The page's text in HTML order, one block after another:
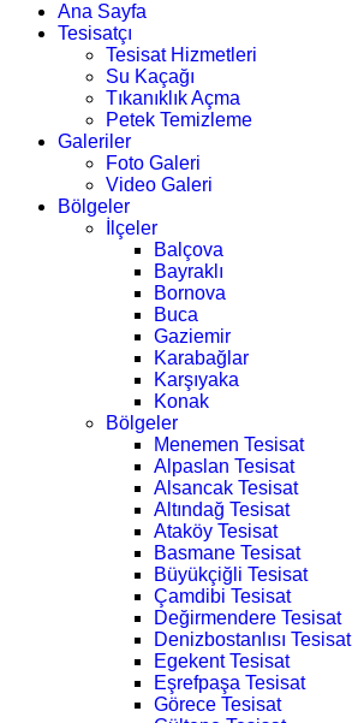
Ana Sayfa
Tesisatçı
Tesisat Hizmetleri
Su Kaçağı
Tıkanıklık Açma
Petek Temizleme
Galeriler
Foto Galeri
Video Galeri
Bölgeler
İlçeler
Balçova
Bayraklı
Bornova
Buca
Gaziemir
Karabağlar
Karşıyaka
Konak
Bölgeler
Menemen Tesisat
Alpaslan Tesisat
Alsancak Tesisat
Altındağ Tesisat
Ataköy Tesisat
Basmane Tesisat
Büyükçiğli Tesisat
Çamdibi Tesisat
Değirmendere Tesisat
Denizbostanlısı Tesisat
Egekent Tesisat
Eşrefpaşa Tesisat
Görece Tesisat